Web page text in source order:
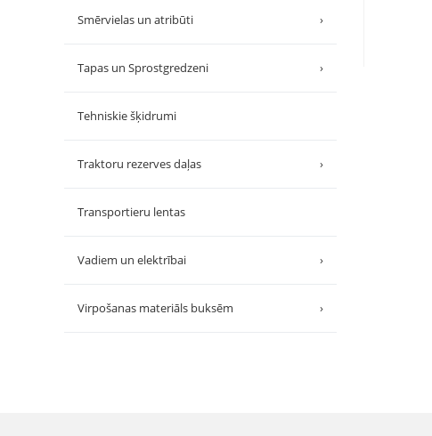
Smērvielas un atribūti ›
Tapas un Sprostgredzeni ›
Tehniskie šķidrumi
Traktoru rezerves daļas ›
Transportieru lentas
Vadiem un elektrībai ›
Virpošanas materiāls buksēm ›